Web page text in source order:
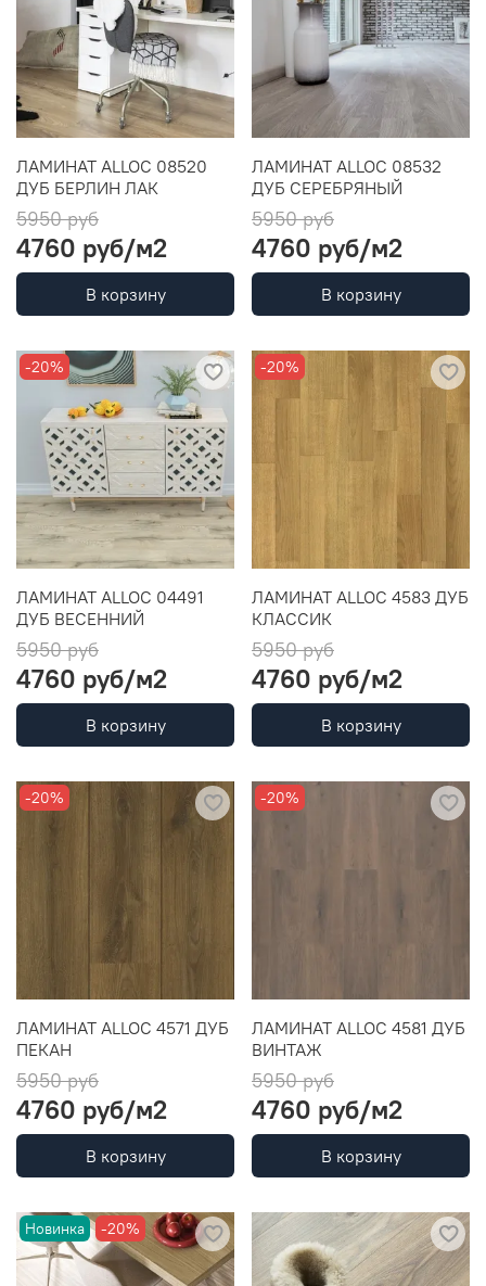
ЛАМИНАТ ALLOC 08520
ДУБ БЕРЛИН ЛАК
5950 руб
4760 руб/м2
В корзину
ЛАМИНАТ ALLOC 08532
ДУБ СЕРЕБРЯНЫЙ
5950 руб
4760 руб/м2
В корзину
-20%
ЛАМИНАТ ALLOC 04491
ДУБ ВЕСЕННИЙ
5950 руб
4760 руб/м2
В корзину
-20%
ЛАМИНАТ ALLOC 4583 ДУБ
КЛАССИК
5950 руб
4760 руб/м2
В корзину
-20%
ЛАМИНАТ ALLOC 4571 ДУБ
ПЕКАН
5950 руб
4760 руб/м2
В корзину
-20%
ЛАМИНАТ ALLOC 4581 ДУБ
ВИНТАЖ
5950 руб
4760 руб/м2
В корзину
Новинка -20%